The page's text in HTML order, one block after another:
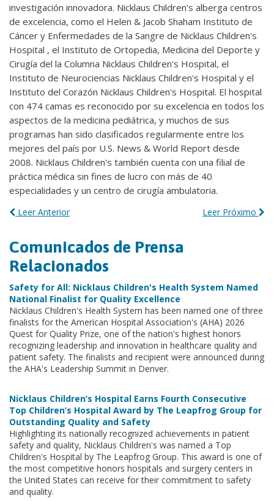
investigación innovadora. Nicklaus Children's alberga centros
de excelencia, como el Helen & Jacob Shaham Instituto de
Cáncer y Enfermedades de la Sangre de Nicklaus Children's
Hospital , el Instituto de Ortopedia, Medicina del Deporte y
Cirugía del la Columna Nicklaus Children's Hospital, el
Instituto de Neurociencias Nicklaus Children's Hospital y el
Instituto del Corazón Nicklaus Children's Hospital. El hospital
con 474 camas es reconocido por su excelencia en todos los
aspectos de la medicina pediátrica, y muchos de sus
programas han sido clasificados regularmente entre los
mejores del país por U.S. News & World Report desde
2008. Nicklaus Children's también cuenta con una filial de
práctica médica sin fines de lucro con más de 40
especialidades y un centro de cirugía ambulatoria.
Leer Anterior Leer Próximo
Comunicados de Prensa
Relacionados
Safety for All: Nicklaus Children's Health System Named
National Finalist for Quality Excellence
Nicklaus Children's Health System has been named one of three
finalists for the American Hospital Association's (AHA) 2026
Quest for Quality Prize, one of the nation's highest honors
recognizing leadership and innovation in healthcare quality and
patient safety. The finalists and recipient were announced during
the AHA's Leadership Summit in Denver.
Nicklaus Children’s Hospital Earns Fourth Consecutive
Top Children’s Hospital Award by The Leapfrog Group for
Outstanding Quality and Safety
Highlighting its nationally recognized achievements in patient
safety and quality, Nicklaus Children's was named a Top
Children's Hospital by The Leapfrog Group. This award is one of
the most competitive honors hospitals and surgery centers in
the United States can receive for their commitment to safety
and quality.